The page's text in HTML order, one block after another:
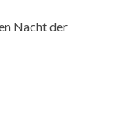
Nacht der